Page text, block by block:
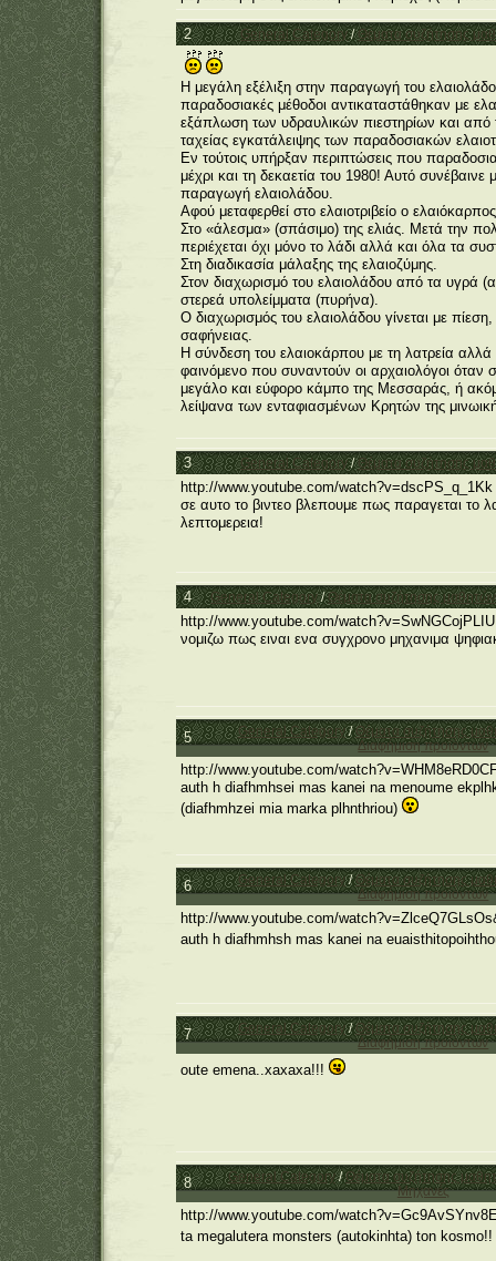
2 General Category/Θέματα συζήτησης
Η μεγάλη εξέλιξη στην παραγωγή του
παραδοσιακές μέθοδοι αντικαταστάθηκαν με
εξάπλωση των υδραυλικών πιεστηρίων και από
ταχείας εγκατάλειψης των παραδοσιακών
Εν τούτοις υπήρξαν περιπτώσεις που
μέχρι και τη δεκαετία του 1980! Αυτό
παραγωγή ελαιολάδου.
Αφού μεταφερθεί στο ελαιοτριβείο ο
Στο «άλεσμα» (σπάσιμο) της ελιάς. Μετά την
περιέχεται όχι μόνο το λάδι αλλά και όλα τα
Στη διαδικασία μάλαξης της ελαιοζύμης.
Στον διαχωρισμό του ελαιολάδου από τα υγρά
στερεά υπολείμματα (πυρήνα).
Ο διαχωρισμός του ελαιολάδου γίνεται με
σαφήνειας.
Η σύνδεση του ελαιοκάρπου με τη λατρεία αλλά
φαινόμενο που συναντούν οι αρχαιολόγοι όταν
μεγάλο και εύφορο κάμπο της Μεσσαράς, ή
λείψανα των ενταφιασμένων Κρητών της
3 General Category/Θέματα συζήτησης
http://www.youtube.com/watch?v=dscPS_q_1Kk
σε αυτο το βιντεο βλεπουμε πως παραγεται το
λεπτομερεια!
4 General Category/Θέματα συζήτησης μαθητών
http://www.youtube.com/watch?v=SwNGCojPLIU
νομιζω πως ειναι ενα συγχρονο μηχανιμα
5 General Category/Θέματα συζήτησης
Διαφήμιση προϊόντων
http://www.youtube.com/
auth h diafhmhsei mas kanei na menoume
(diafhmhzei mia marka plhnthriou)
6 General Category/Θέματα συζήτησης
Διαφήμιση προϊόντων
http://www.youtube.com/
auth h diafhmhsh mas kanei na
7 General Category/Θέματα συζήτησης
Διαφήμιση προϊόντων
oute emena..xaxaxa!!!
8 General Category/Θέματα συζήτησης
Μηχανές
http://www.youtube.com/
ta megalutera monsters (autokinhta) ton